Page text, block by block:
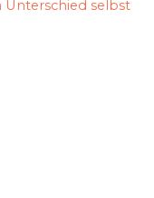
Unterschied selbst